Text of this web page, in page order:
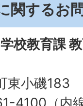
関するお
校教育課
東小磯183